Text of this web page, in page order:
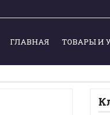
ГЛАВНАЯ ТОВАРЫ И